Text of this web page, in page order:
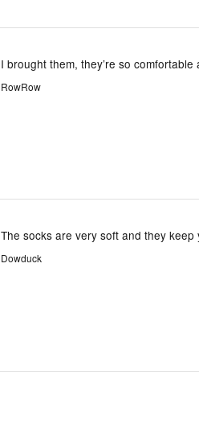
I brought them, they’re so
RowRow
The socks are very soft and they keep
Dowduck